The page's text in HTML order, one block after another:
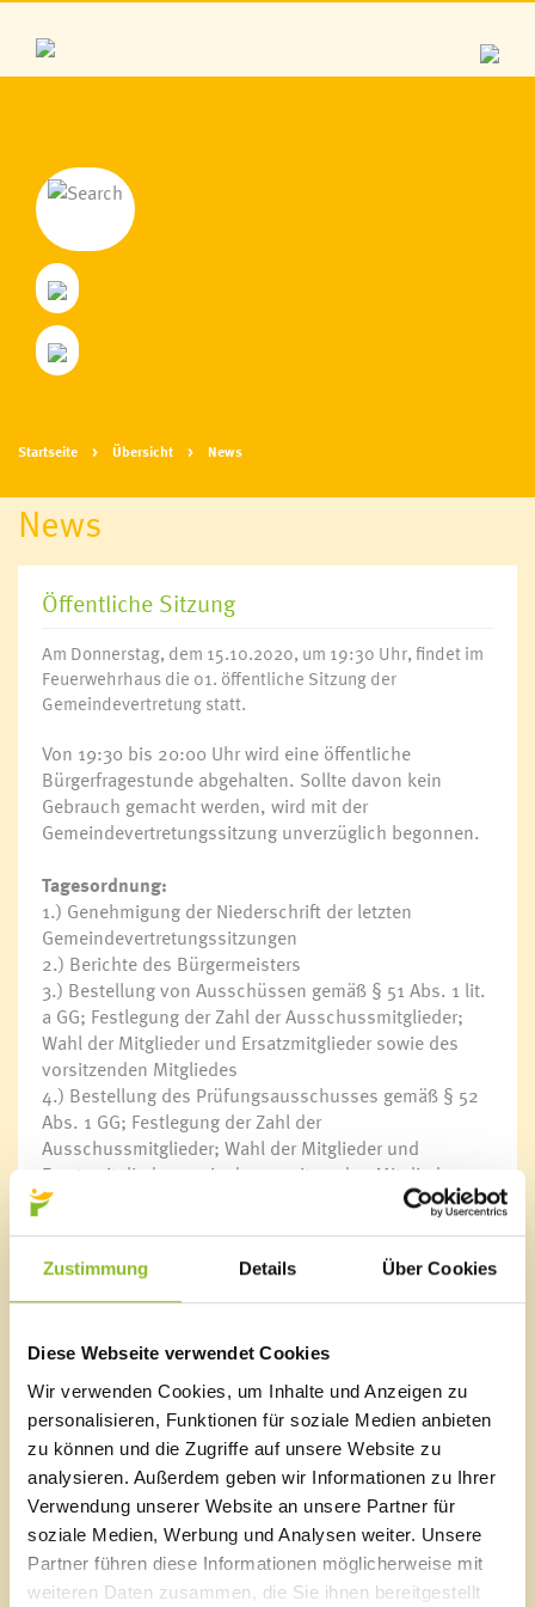
Zustimmung Details Über Cookies
Diese Webseite verwendet Cookies
Wir verwenden Cookies, um Inhalte und Anzeigen zu
personalisieren, Funktionen für soziale Medien anbieten
zu können und die Zugriffe auf unsere Website zu
analysieren. Außerdem geben wir Informationen zu Ihrer
Verwendung unserer Website an unsere Partner für
soziale Medien, Werbung und Analysen weiter. Unsere
Partner führen diese Informationen möglicherweise mit
weiteren Daten zusammen, die Sie ihnen bereitgestellt
Startseite Übersicht News
News
Öffentliche Sitzung
Am Donnerstag, dem 15.10.2020, um 19:30 Uhr, findet im
Feuerwehrhaus die 01. öffentliche Sitzung der
Gemeindevertretung statt.
Von 19:30 bis 20:00 Uhr wird eine öffentliche
Bürgerfragestunde abgehalten. Sollte davon kein
Gebrauch gemacht werden, wird mit der
Gemeindevertretungssitzung unverzüglich begonnen.
Tagesordnung:
1.) Genehmigung der Niederschrift der letzten
Gemeindevertretungssitzungen
2.) Berichte des Bürgermeisters
3.) Bestellung von Ausschüssen gemäß § 51 Abs. 1 lit.
a GG; Festlegung der Zahl der Ausschussmitglieder;
Wahl der Mitglieder und Ersatzmitglieder sowie des
vorsitzenden Mitgliedes
4.) Bestellung des Prüfungsausschusses gemäß § 52
Abs. 1 GG; Festlegung der Zahl der
Ausschussmitglieder; Wahl der Mitglieder und
Ersatzmitglieder sowie des vorsitzenden Mitgliedes
5.) Grundverkehrs-Ortskommission gemäß § 12 Abs. 2
& 3 Grundverkehrsgesetz; Vorschlag zur Bestellung
6.) Bestellung von Ortsvorstehern gemäß § 27 Abs. 3
GG
Frastanz in Organe verschiedener juristischer Personen
und Institutionen
8.) Beschlussfassung Friedhofsverordnung
9.) Berichte aus den Ausschüssen
10.) Allfälliges Mit freundlichen Grüßen
Der Vorsitzende:
Walter Gohm, Bürgermeister